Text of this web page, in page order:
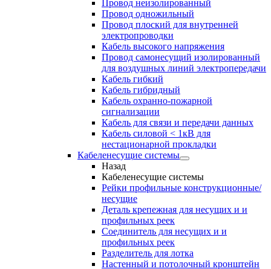
Провод неизолированный
Провод одножильный
Провод плоский для внутренней
электропроводки
Кабель высокого напряжения
Провод самонесущий изолированный
для воздушных линий электропередачи
Кабель гибкий
Кабель гибридный
Кабель охранно-пожарной
сигнализации
Кабель для связи и передачи данных
Кабель силовой < 1кВ для
нестационарной прокладки
Кабеленесущие системы
Назад
Кабеленесущие системы
Рейки профильные конструкционные/
несущие
Деталь крепежная для несущих и и
профильных реек
Соединитель для несущих и и
профильных реек
Разделитель для лотка
Настенный и потолочный кронштейн